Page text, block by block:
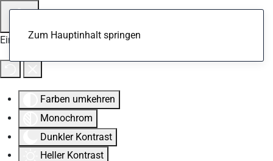
Eingabehilfen öffnen
Farben umkehren
Monochrom
Dunkler Kontrast
Heller Kontrast
Zum Hauptinhalt springen